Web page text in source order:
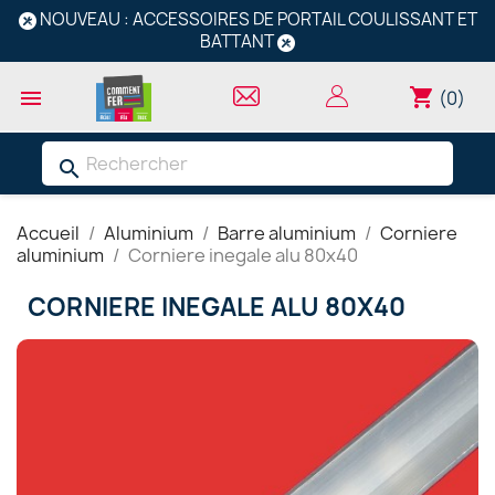
NOUVEAU : ACCESSOIRES DE PORTAIL COULISSANT ET
BATTANT
 shopping_cart (0)
search
Accueil Aluminium Barre aluminium
Corniere
aluminium
Corniere inegale alu 80x40
CORNIERE INEGALE ALU 80X40